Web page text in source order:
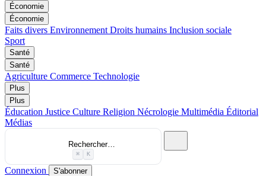
Économie
Économie
Faits divers Environnement Droits humains Inclusion sociale
Sport
Santé
Santé
Agriculture Commerce Technologie
Plus
Plus
Éducation Justice Culture Religion Nécrologie Multimédia Éditorial
Médias
Rechercher…
⌘ K
Connexion S'abonner